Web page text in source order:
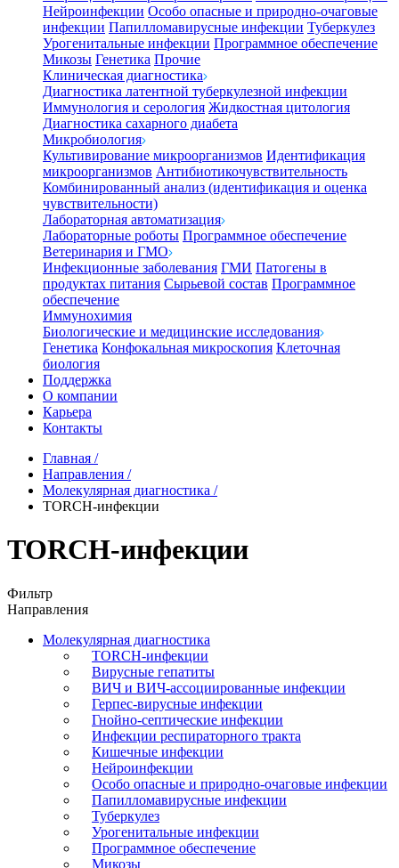
Нейроинфекции Особо опасные и природно-очаговые
инфекции Папилломавирусные инфекции Туберкулез
Урогенитальные инфекции Программное обеспечение
Микозы Генетика Прочие
Клиническая диагностика
Диагностика латентной туберкулезной инфекции
Иммунология и серология Жидкостная цитология
Диагностика сахарного диабета
Микробиология
Культивирование микроорганизмов Идентификация
микроорганизмов Антибиотикочувствительность
Комбинированный анализ (идентификация и оценка
чувствительности)
Лабораторная автоматизация
Лабораторные роботы Программное обеспечение
Ветеринария и ГМО
Инфекционные заболевания ГМИ Патогены в
продуктах питания Сырьевой состав Программное
обеспечение
Иммунохимия
Биологические и медицинские исследования
Генетика Конфокальная микроскопия Клеточная
биология
Поддержка
О компании
Карьера
Контакты
Главная /
Направления /
Молекулярная диагностика /
TORCH-инфекции
TORCH-инфекции
Фильтр
Направления
Молекулярная диагностика
TORCH-инфекции
Вирусные гепатиты
ВИЧ и ВИЧ-ассоциированные инфекции
Герпес-вирусные инфекции
Гнойно-септические инфекции
Инфекции респираторного тракта
Кишечные инфекции
Нейроинфекции
Особо опасные и природно-очаговые инфекции
Папилломавирусные инфекции
Туберкулез
Урогенитальные инфекции
Программное обеспечение
Микозы